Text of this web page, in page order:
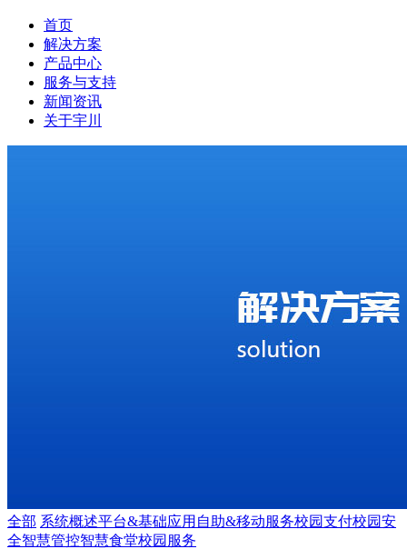
首页
解决方案
产品中心
服务与支持
新闻资讯
关于宇川
全部 系统概述平台&基础应用 自助&移动服务校园支付校园安
全智慧管控智慧食堂校园服务